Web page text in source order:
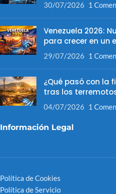
30/07/2026 1
Venezuela 2026:
para crecer en un
29/07/2026 1
¿Qué pasó con la
tras los
04/07/2026 1
Información Legal
Política de Cookies
Política de Servicio